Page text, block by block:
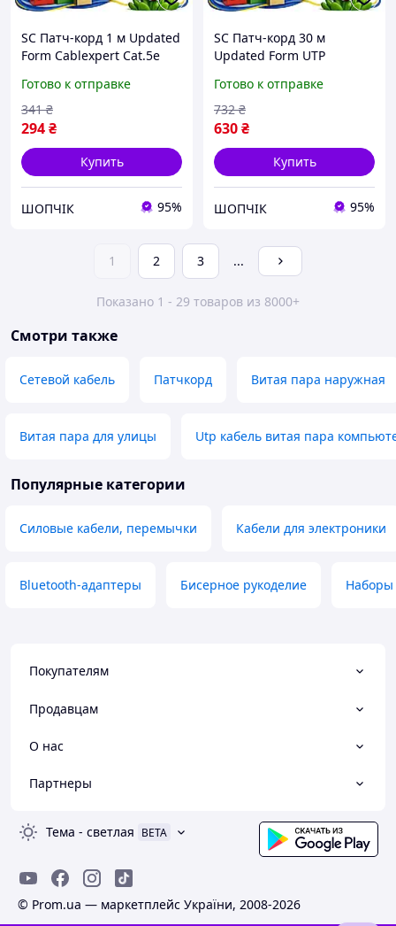
SC Патч-корд 1 м Updated
Form Cablexpert Cat.5e
для компьютера и
роутера CH2_99K
Готово к отправке
294₴
341 ₴
Купить
ШОПЧІК 95%
SC Патч-корд 30 м
Updated Form UTP
сетевой кабель для
подключения роутера
комп CH2_99K
Готово к отправке
630₴
732 ₴
Купить
ШОПЧІК 95%
1 2 3 ...
Показано 1 - 29 товаров из 8000+
Смотри также
Сетевой кабель Патчкорд Витая пара наружная
Витая пара для улицы Utp кабель витая пара
Популярные категории
Силовые кабели, перемычки Кабели для электроники
Bluetooth-адаптеры Бисерное рукоделие Наборы
Покупателям
Продавцам
О нас
Партнеры
Тема - светлая BETA
© Prom.ua — маркетплейс України, 2008-2026